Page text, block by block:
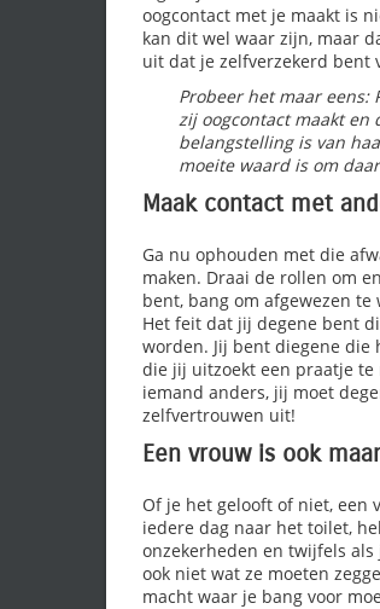
oogcontact met je maakt is
kan dit wel waar zijn, maar
uit dat je zelfverzekerd bent
Probeer het maar eens:
zij oogcontact maakt en
belangstelling is van
moeite waard is om
Maak contact met
Ga nu ophouden met die
maken. Draai de rollen om
bent, bang om afgewezen
Het feit dat jij degene bent
worden. Jij bent diegene die
die jij uitzoekt een praatje
iemand anders, jij moet
zelfvertrouwen uit!
Een vrouw is ook
Of je het gelooft of niet, een
iedere dag naar het toilet,
onzekerheden en twijfels
ook niet wat ze moeten
macht waar je bang voor